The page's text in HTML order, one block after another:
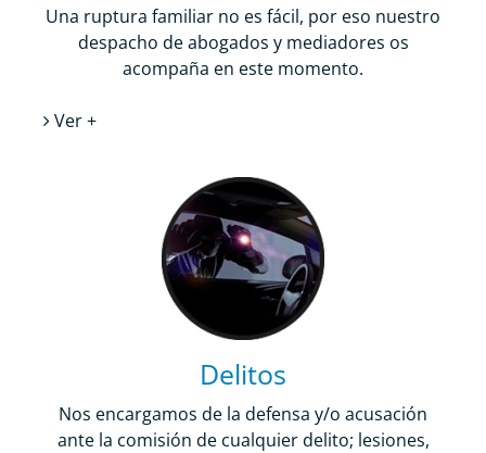
Una ruptura familiar no es fácil, por eso nuestro
despacho de abogados y mediadores os
acompaña en este momento.
Ver +
Delitos
Nos encargamos de la defensa y/o acusación
ante la comisión de cualquier delito; lesiones,